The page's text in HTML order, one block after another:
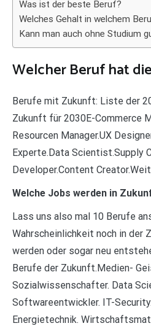
Was ist der beste Beruf?
Welches Gehalt in welchem
Kann man auch ohne Studium
Welcher Beruf hat
Berufe mit Zukunft: Liste der
Zukunft für 2030E-Commerce
Resourcen Manager.UX
Experte.Data Scientist.Supply
Developer.Content
Welche Jobs werden in
Lass uns also mal 10 Berufe
Wahrscheinlichkeit noch in der
werden oder sogar neu
Berufe der Zukunft.Medien-
Sozialwissenschafter. Data
Softwareentwickler. IT-
Energietechnik.